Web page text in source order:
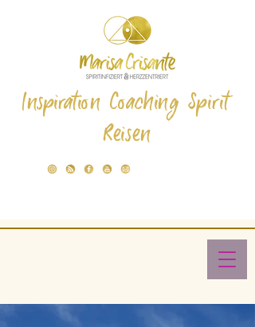
Inspiration Coaching Spirit
Reisen